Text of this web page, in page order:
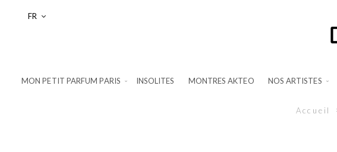
Langue
FR
MON PETIT PARFUM PARIS INSOLITES MONTRES AKTEO NOS ARTISTES
Accueil